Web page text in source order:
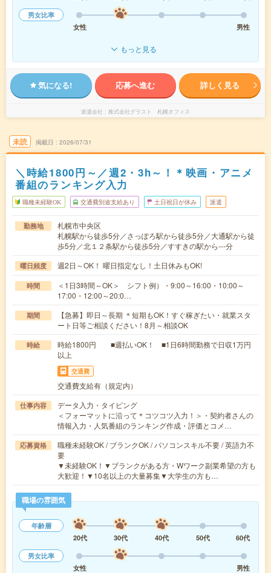
男女比率
女性
男性
もっと見る
気になる! 応募へ進む 詳しく見る
派遣会社 株式会社グラスト 札幌オフィス
未読 掲載日 2026/07/31
＼時給1800円～／週2・3h～！＊映画・アニメ
番組のランキング入力
職種未経験OK 交通費別途支給あり 土日祝日が休み 派遣
勤務地
札幌市中央区
札幌駅から徒歩5分／さっぽろ駅から徒歩5分／大通駅から徒
歩5分／北１２条駅から徒歩5分／すすきの駅から---分
曜日頻度 週2日～OK！ 曜日指定なし！土日休みもOK!
時間
＜1日3時間～OK＞ シフト例）・9:00～16:00・10:00～
17:00・12:00～20:0…
期間
【急募】即日～長期 ＊短期もOK！すぐ稼ぎたい・就業スタ
ート日等ご相談ください！8月～相談OK
時給
時給1800円 ■週払いOK！ ■1日6時間勤務で日収1万円
以上
交通費
交通費支給有（規定内）
仕事内容
データ入力・タイピング
＜フォーマットに沿って＊コツコツ入力！＞・契約者さんの
情報入力・人気番組のランキング作成・評価とコメ…
応募資格
職種未経験OK / ブランクOK / パソコンスキル不要 / 英語力不
要
▼未経験OK！▼ブランクがある方・Wワーク副業希望の方も
大歓迎！▼10名以上の大量募集▼大学生の方も…
職場の雰囲気
年齢層
20代
30代 40代 50代
60代
男女比率
女性
男性